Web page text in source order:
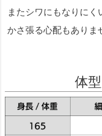
またシワにもなりに
かさ張る心配もありま
体